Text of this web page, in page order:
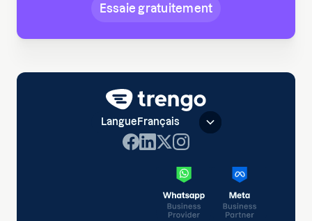
Essaie gratuitement
Langue Français